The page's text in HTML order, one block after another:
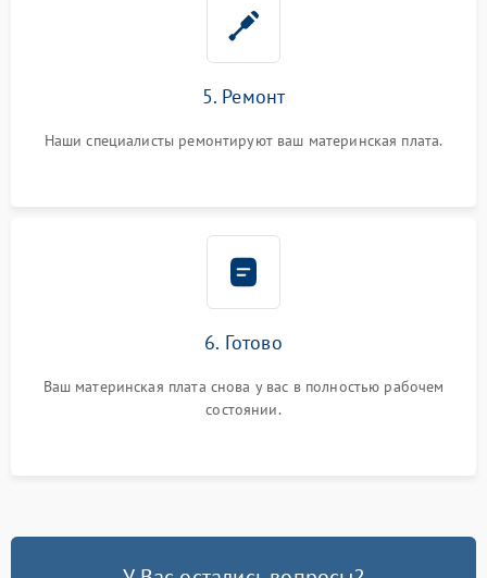
5. Ремонт
Наши специалисты ремонтируют ваш материнская плата.
6. Готово
Ваш материнская плата снова у вас в полностью рабочем
состоянии.